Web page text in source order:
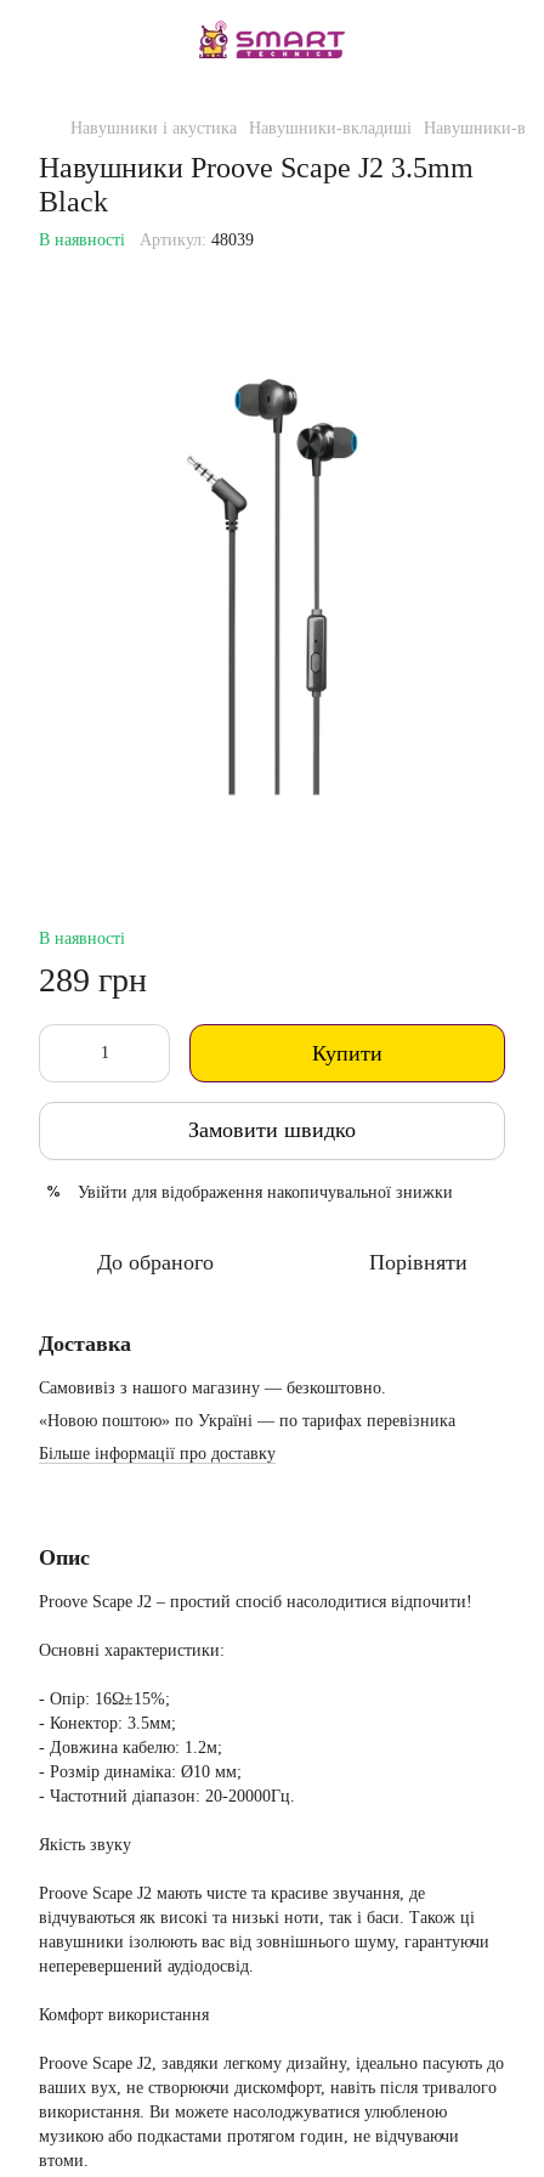
Навушники і акустика Навушники-вкладиші Навушники-
Навушники Proove Scape J2 3.5mm
Black
В наявності Артикул: 48039
В наявності
289 грн
Купити
Замовити швидко
% Увійти для відображення накопичувальної знижки
До обраного Порівняти
Доставка
Самовивіз з нашого магазину — безкоштовно.
«Новою поштою» по Україні — по тарифах перевізника
Більше інформації про доставку
Опис
Proove Scape J2 – простий спосіб насолодитися відпочити!
Основні характеристики:
- Опір: 16Ω±15%;
- Конектор: 3.5мм;
- Довжина кабелю: 1.2м;
- Розмір динаміка: Ø10 мм;
- Частотний діапазон: 20-20000Гц.
Якість звуку
Proove Scape J2 мають чисте та красиве звучання, де
відчуваються як високі та низькі ноти, так і баси. Також ці
навушники ізолюють вас від зовнішнього шуму, гарантуючи
неперевершений аудіодосвід.
Комфорт використання
Proove Scape J2, завдяки легкому дизайну, ідеально пасують до
ваших вух, не створюючи дискомфорт, навіть після тривалого
використання. Ви можете насолоджуватися улюбленою
музикою або подкастами протягом годин, не відчуваючи
втоми.